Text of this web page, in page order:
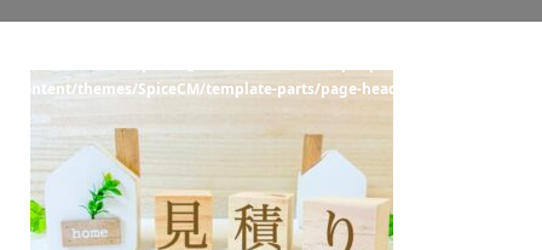
content/themes/SpiceCM/template-parts/page-header.php